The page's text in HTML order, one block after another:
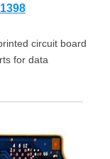
circuit board
for data